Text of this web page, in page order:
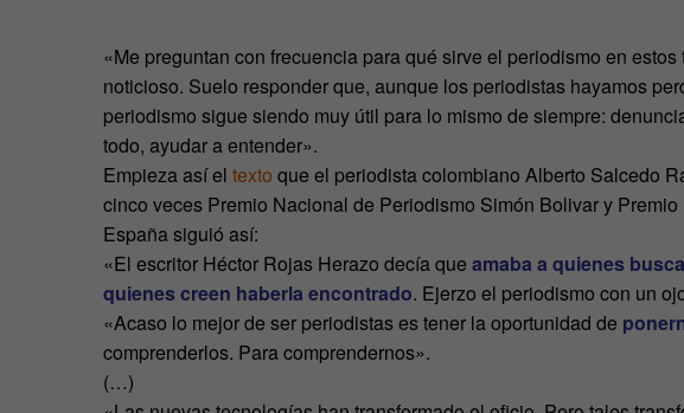
«Me preguntan con frecuencia para qué sirve el periodismo en
noticioso. Suelo responder que, aunque los periodistas hayamos
periodismo sigue siendo muy útil para lo mismo de siempre:
todo, ayudar a entender».
Empieza así el texto que el periodista colombiano Alberto Salcedo
cinco veces Premio Nacional de Periodismo Simón Bolivar y
España siguió así:
«El escritor Héctor Rojas Herazo decía que amaba a quienes
quienes creen haberla encontrado. Ejerzo el periodismo con un
«Acaso lo mejor de ser periodistas es tener la oportunidad de
comprenderlos. Para comprendernos».
(…)